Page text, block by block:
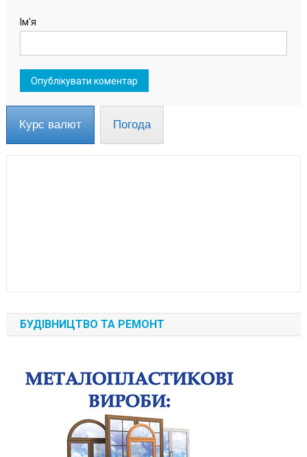
Ім'я
Курс валют Погода
БУДІВНИЦТВО ТА РЕМОНТ